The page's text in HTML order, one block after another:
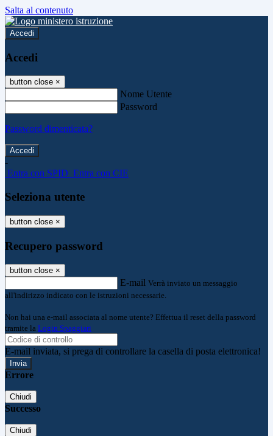
Salta al contenuto
Accedi
Accedi
button close ×
Nome Utente
Password
Password dimenticata?
-
Entra con SPID Entra con CIE
Seleziona utente
button close ×
Recupero password
button close ×
E-mail Verrà inviato un messaggio
all'indirizzo indicato con le istruzioni necessarie.
Non hai una e-mail associata al nome utente? Effettua il reset della password
tramite la Login Spaggiari
E-mail inviata, si prega di controllare la casella di posta elettronica!
Errore
Chiudi
Successo
Chiudi